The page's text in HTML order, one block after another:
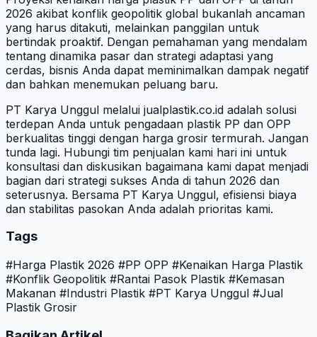
2026 akibat konflik geopolitik global bukanlah ancaman
yang harus ditakuti, melainkan panggilan untuk
bertindak proaktif. Dengan pemahaman yang mendalam
tentang dinamika pasar dan strategi adaptasi yang
cerdas, bisnis Anda dapat meminimalkan dampak negatif
dan bahkan menemukan peluang baru.
PT Karya Unggul melalui jualplastik.co.id adalah solusi
terdepan Anda untuk pengadaan plastik PP dan OPP
berkualitas tinggi dengan harga grosir termurah. Jangan
tunda lagi. Hubungi tim penjualan kami hari ini untuk
konsultasi dan diskusikan bagaimana kami dapat menjadi
bagian dari strategi sukses Anda di tahun 2026 dan
seterusnya. Bersama PT Karya Unggul, efisiensi biaya
dan stabilitas pasokan Anda adalah prioritas kami.
Tags
#Harga Plastik 2026 #PP OPP #Kenaikan Harga Plastik
#Konflik Geopolitik #Rantai Pasok Plastik #Kemasan
Makanan #Industri Plastik #PT Karya Unggul #Jual
Plastik Grosir